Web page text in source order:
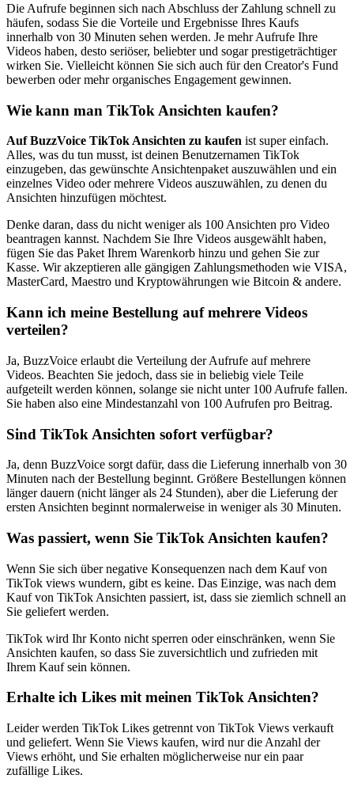
Die Aufrufe beginnen sich nach Abschluss der Zahlung schnell zu
häufen, sodass Sie die Vorteile und Ergebnisse Ihres Kaufs
innerhalb von 30 Minuten sehen werden. Je mehr Aufrufe Ihre
Videos haben, desto seriöser, beliebter und sogar prestigeträchtiger
wirken Sie. Vielleicht können Sie sich auch für den Creator's Fund
bewerben oder mehr organisches Engagement gewinnen.
Wie kann man TikTok Ansichten kaufen?
Auf BuzzVoice TikTok Ansichten zu kaufen ist super einfach.
Alles, was du tun musst, ist deinen Benutzernamen TikTok
einzugeben, das gewünschte Ansichtenpaket auszuwählen und ein
einzelnes Video oder mehrere Videos auszuwählen, zu denen du
Ansichten hinzufügen möchtest.
Denke daran, dass du nicht weniger als 100 Ansichten pro Video
beantragen kannst. Nachdem Sie Ihre Videos ausgewählt haben,
fügen Sie das Paket Ihrem Warenkorb hinzu und gehen Sie zur
Kasse. Wir akzeptieren alle gängigen Zahlungsmethoden wie VISA,
MasterCard, Maestro und Kryptowährungen wie Bitcoin & andere.
Kann ich meine Bestellung auf mehrere Videos
verteilen?
Ja, BuzzVoice erlaubt die Verteilung der Aufrufe auf mehrere
Videos. Beachten Sie jedoch, dass sie in beliebig viele Teile
aufgeteilt werden können, solange sie nicht unter 100 Aufrufe fallen.
Sie haben also eine Mindestanzahl von 100 Aufrufen pro Beitrag.
Sind TikTok Ansichten sofort verfügbar?
Ja, denn BuzzVoice sorgt dafür, dass die Lieferung innerhalb von 30
Minuten nach der Bestellung beginnt. Größere Bestellungen können
länger dauern (nicht länger als 24 Stunden), aber die Lieferung der
ersten Ansichten beginnt normalerweise in weniger als 30 Minuten.
Was passiert, wenn Sie TikTok Ansichten kaufen?
Wenn Sie sich über negative Konsequenzen nach dem Kauf von
TikTok views wundern, gibt es keine. Das Einzige, was nach dem
Kauf von TikTok Ansichten passiert, ist, dass sie ziemlich schnell an
Sie geliefert werden.
TikTok wird Ihr Konto nicht sperren oder einschränken, wenn Sie
Ansichten kaufen, so dass Sie zuversichtlich und zufrieden mit
Ihrem Kauf sein können.
Erhalte ich Likes mit meinen TikTok Ansichten?
Leider werden TikTok Likes getrennt von TikTok Views verkauft
und geliefert. Wenn Sie Views kaufen, wird nur die Anzahl der
Views erhöht, und Sie erhalten möglicherweise nur ein paar
zufällige Likes.